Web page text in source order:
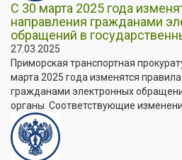
С 30 марта 2025 года
направления гражданами
обращений в
27.03.2025
Приморская транспортная
марта 2025 года изменятся
гражданами электронных
органы. Соответствующие